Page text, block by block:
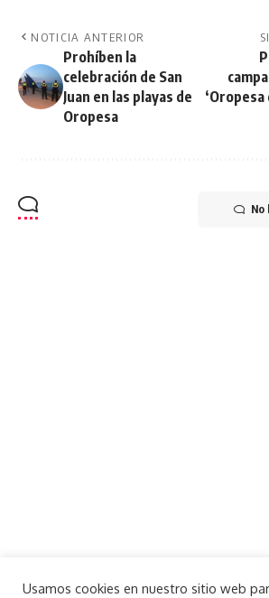
NOTICIA ANTERIOR
Prohíben la
celebración de San
Juan en las playas de
Oropesa
No
Usamos cookies en nuestro sitio web